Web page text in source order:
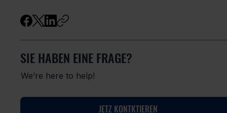
SIE HABEN EINE FRAGE?
We’re here to help!
JETZ KONTKTIEREN